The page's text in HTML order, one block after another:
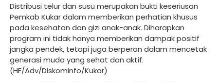
Distribusi telur dan susu merupakan bukti keseriusan
Pemkab Kukar dalam memberikan perhatian khusus
pada kesehatan dan gizi anak-anak. Diharapkan
program ini tidak hanya memberikan dampak positif
jangka pendek, tetapi juga berperan dalam mencetak
generasi muda yang sehat dan aktif.
(HF/Adv/Diskominfo/Kukar)